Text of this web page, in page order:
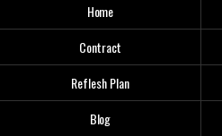
Home
Contract
Reflesh Plan
Blog